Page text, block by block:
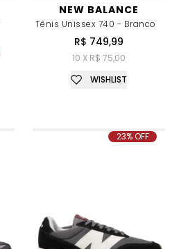
NEW BALANCE
Tênis Unissex 740 - Branco
R$ 749,99
10 X R$ 75,00
WISHLIST
23% OFF